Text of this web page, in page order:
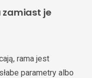
zamiast je
rama jest
parametry albo